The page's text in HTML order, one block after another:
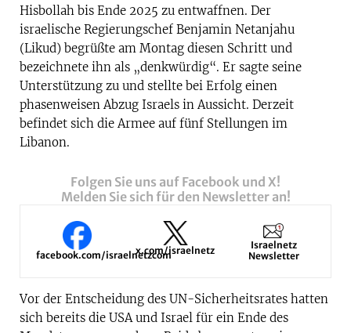
Hisbollah bis Ende 2025 zu entwaffnen. Der
israelische Regierungschef Benjamin Netanjahu
(Likud) begrüßte am Montag diesen Schritt und
bezeichnete ihn als „denkwürdig“. Er sagte seine
Unterstützung zu und stellte bei Erfolg einen
phasenweisen Abzug Israels in Aussicht. Derzeit
befindet sich die Armee auf fünf Stellungen im
Libanon.
Folgen Sie uns auf Facebook und X!
Melden Sie sich für den Newsletter an!
facebook.com/israelnetzcomx.com/israelnetz
Israelnetz
Newsletter
Vor der Entscheidung des UN-Sicherheitsrates hatten
sich bereits die USA und Israel für ein Ende des